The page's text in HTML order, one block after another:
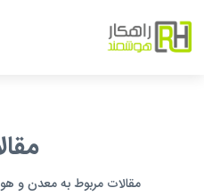
مقالات مربوط به معدن و